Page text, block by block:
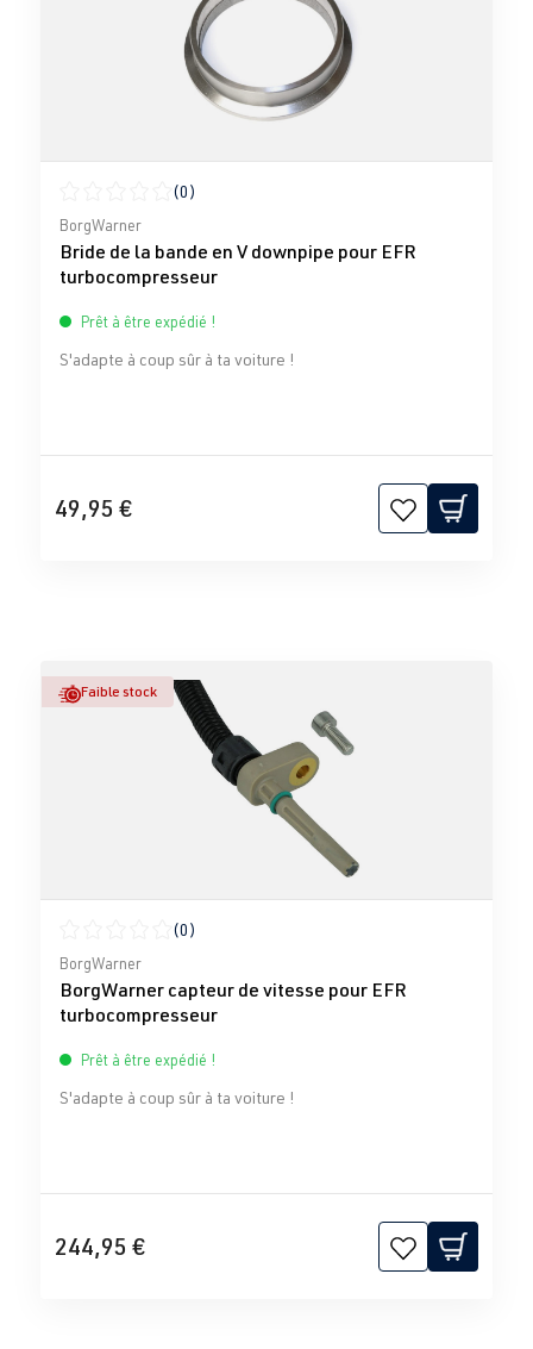
Note moyenne de 0 sur 5 étoiles
(0)
BorgWarner
Bride de la bande en V downpipe pour EFR
turbocompresseur
Prêt à être expédié !
S'adapte à coup sûr à ta voiture !
49,95 €
Faible stock
Note moyenne de 0 sur 5 étoiles
(0)
BorgWarner
BorgWarner capteur de vitesse pour EFR
turbocompresseur
Prêt à être expédié !
S'adapte à coup sûr à ta voiture !
244,95 €